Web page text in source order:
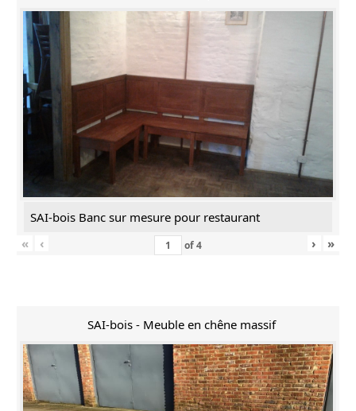
SAI-bois Banc sur mesure pour restaurant
«
‹ of4 › »
SAI-bois - Meuble en chêne massif